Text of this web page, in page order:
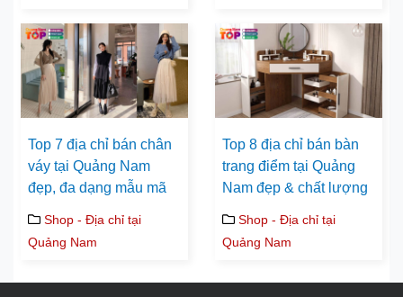
Top 7 địa chỉ bán chân
váy tại Quảng Nam
đẹp, đa dạng mẫu mã
Shop - Địa chỉ tại
Quảng Nam
Top 8 địa chỉ bán bàn
trang điểm tại Quảng
Nam đẹp & chất lượng
Shop - Địa chỉ tại
Quảng Nam